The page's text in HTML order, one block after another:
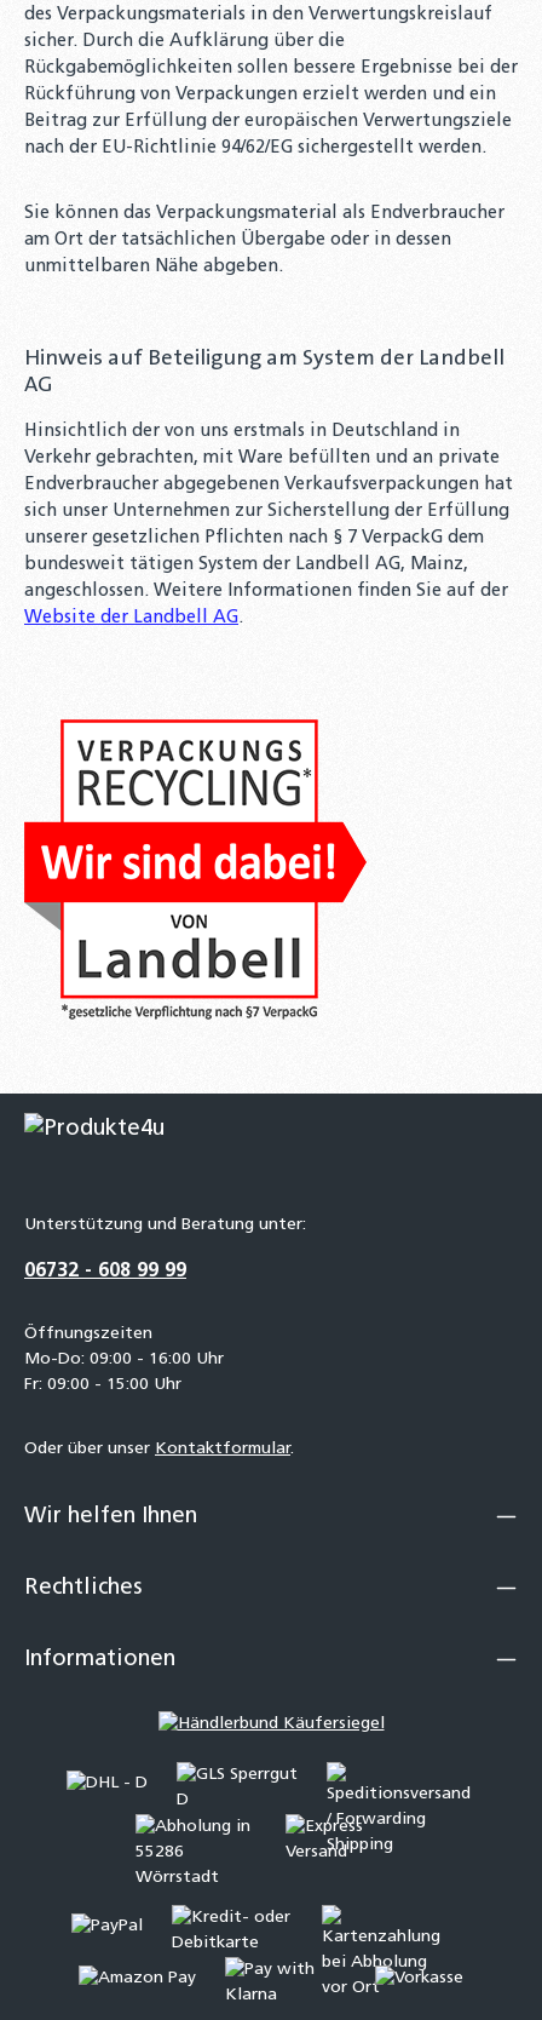
des Verpackungsmaterials in den Verwertungskreislauf
sicher. Durch die Aufklärung über die
Rückgabemöglichkeiten sollen bessere Ergebnisse bei der
Rückführung von Verpackungen erzielt werden und ein
Beitrag zur Erfüllung der europäischen Verwertungsziele
nach der EU-Richtlinie 94/62/EG sichergestellt werden.
Sie können das Verpackungsmaterial als Endverbraucher
am Ort der tatsächlichen Übergabe oder in dessen
unmittelbaren Nähe abgeben.
Hinweis auf Beteiligung am System der Landbell
AG
Hinsichtlich der von uns erstmals in Deutschland in
Verkehr gebrachten, mit Ware befüllten und an private
Endverbraucher abgegebenen Verkaufsverpackungen hat
sich unser Unternehmen zur Sicherstellung der Erfüllung
unserer gesetzlichen Pflichten nach § 7 VerpackG dem
bundesweit tätigen System der Landbell AG, Mainz,
angeschlossen. Weitere Informationen finden Sie auf der
Website der Landbell AG.
Unterstützung und Beratung unter:
06732 - 608 99 99
Öffnungszeiten
Mo-Do: 09:00 - 16:00 Uhr
Fr: 09:00 - 15:00 Uhr
Oder über unser Kontaktformular.
Wir helfen Ihnen
Rechtliches
Informationen